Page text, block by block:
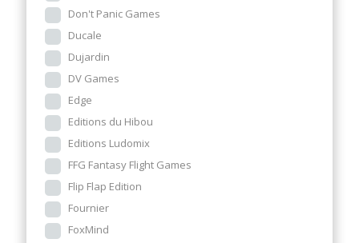
Don't Panic Games
Ducale
Dujardin
DV Games
Edge
Editions du Hibou
Editions Ludomix
FFG Fantasy Flight Games
Flip Flap Edition
Fournier
FoxMind